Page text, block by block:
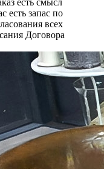
есть смысл
есть запас по
всех
Договора